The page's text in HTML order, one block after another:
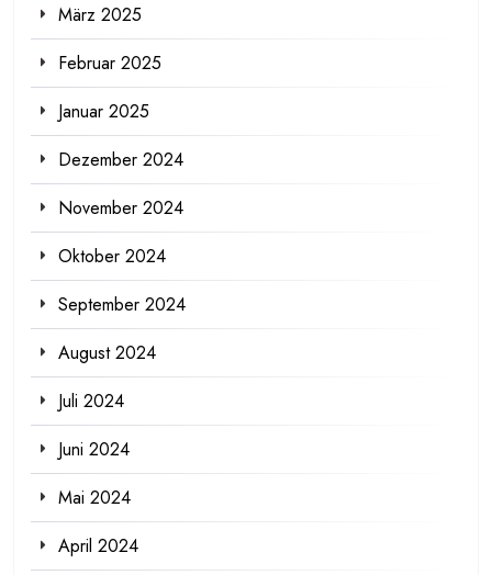
März 2025
Februar 2025
Januar 2025
Dezember 2024
November 2024
Oktober 2024
September 2024
August 2024
Juli 2024
Juni 2024
Mai 2024
April 2024